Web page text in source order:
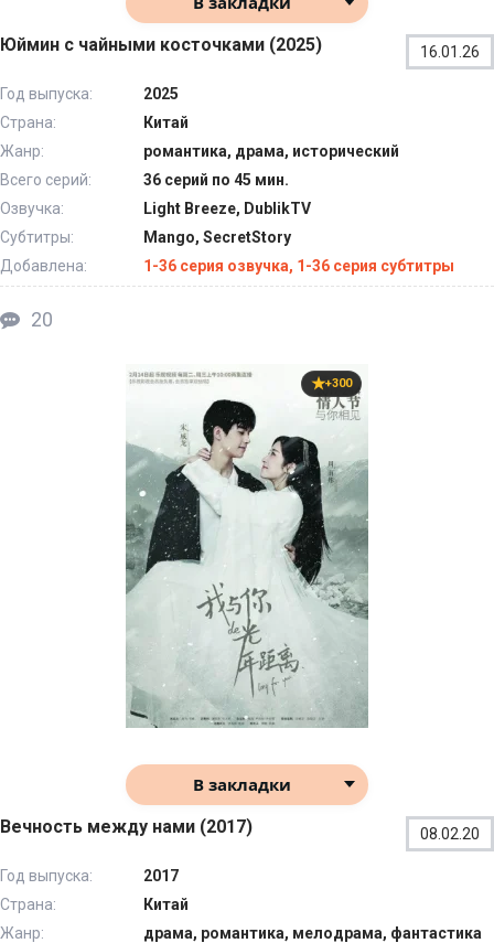
Юймин с чайными косточками (2025) 16.01.26
Год выпуска:
2025
Страна:
Китай
Жанр:
романтика, драма, исторический
Всего серий:
36 серий по 45 мин.
Озвучка:
Light Breeze, DublikTV
Субтитры:
Mango, SecretStory
Добавлена:
1-36 серия озвучка, 1-36 серия субтитры
20
+300
В закладки
Вечность между нами (2017) 08.02.20
Год выпуска:
2017
Страна:
Китай
Жанр:
драма, романтика, мелодрама, фантастика